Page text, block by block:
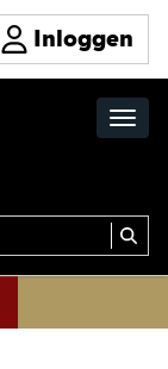
Inloggen